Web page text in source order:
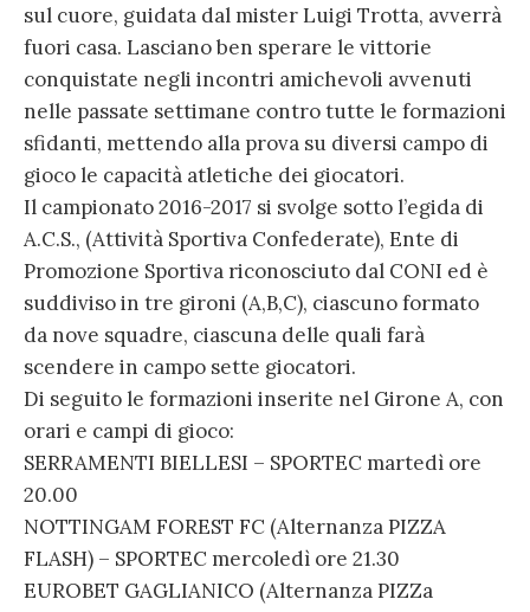
sul cuore, guidata dal mister Luigi Trotta, avverrà
fuori casa. Lasciano ben sperare le vittorie
conquistate negli incontri amichevoli avvenuti
nelle passate settimane contro tutte le formazioni
sfidanti, mettendo alla prova su diversi campo di
gioco le capacità atletiche dei giocatori.
Il campionato 2016-2017 si svolge sotto l’egida di
A.C.S., (Attività Sportiva Confederate), Ente di
Promozione Sportiva riconosciuto dal CONI ed è
suddiviso in tre gironi (A,B,C), ciascuno formato
da nove squadre, ciascuna delle quali farà
scendere in campo sette giocatori.
Di seguito le formazioni inserite nel Girone A, con
orari e campi di gioco:
SERRAMENTI BIELLESI – SPORTEC martedì ore
20.00
NOTTINGAM FOREST FC (Alternanza PIZZA
FLASH) – SPORTEC mercoledì ore 21.30
EUROBET GAGLIANICO (Alternanza PIZZa